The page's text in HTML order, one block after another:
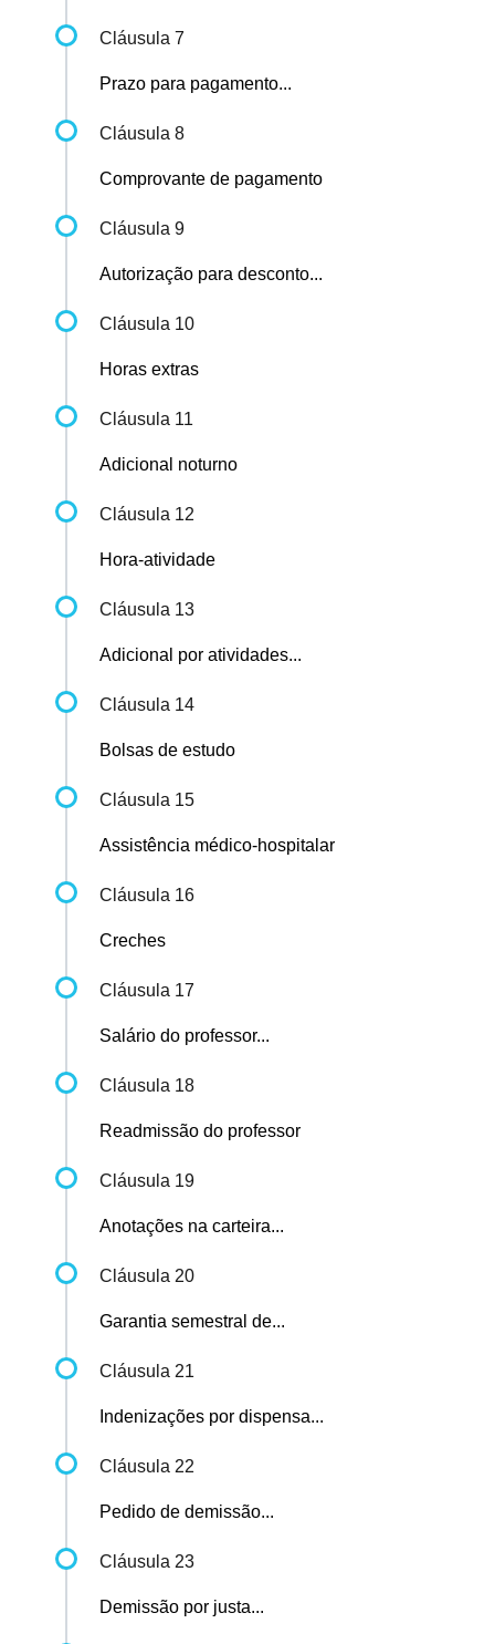
Cláusula 7
Prazo para pagamento...
Cláusula 8
Comprovante de pagamento
Cláusula 9
Autorização para desconto...
Cláusula 10
Horas extras
Cláusula 11
Adicional noturno
Cláusula 12
Hora-atividade
Cláusula 13
Adicional por atividades...
Cláusula 14
Bolsas de estudo
Cláusula 15
Assistência médico-hospitalar
Cláusula 16
Creches
Cláusula 17
Salário do professor...
Cláusula 18
Readmissão do professor
Cláusula 19
Anotações na carteira...
Cláusula 20
Garantia semestral de...
Cláusula 21
Indenizações por dispensa...
Cláusula 22
Pedido de demissão...
Cláusula 23
Demissão por justa...